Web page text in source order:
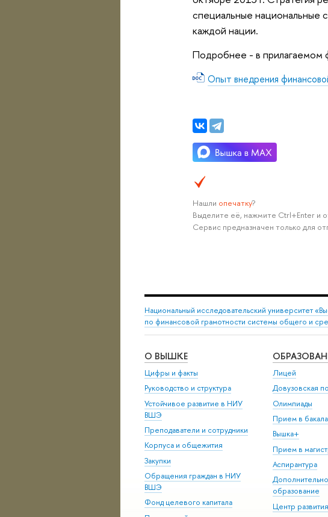
специальные национальные
каждой нации.
Подробнее - в прилагаемом
Опыт внедрения
Нашли опечатку?
Выделите её, нажмите Ctrl+Enter и
Сервис предназначен только для
Национальный исследовательский университет
по финансовой грамотности системы общего и
О ВЫШКЕ
Цифры и факты
Руководство и структура
Устойчивое развитие в НИУ
ВШЭ
Преподаватели и сотрудники
Корпуса и общежития
Закупки
Обращения граждан в НИУ
ВШЭ
Фонд целевого капитала
Лицей
Довузовская
Олимпиады
Прием в
Вышка+
Прием в
Аспирантура
образование
Центр